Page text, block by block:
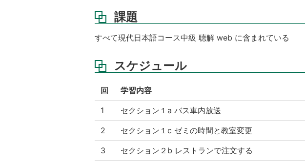
課題
すべて現代日本語コース中級 聴解 web に含まれている
スケジュール
回 学習内容
1 セクション１a バス車内放送
2 セクション１c ゼミの時間と教室変更
3 セクション２b レストランで注文する